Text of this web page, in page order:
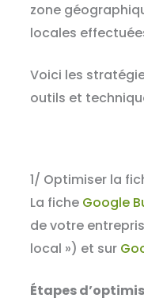
zone
locales
Voici les
outils et
1/ Optimiser la
La fiche Google
de votre
local ») et sur
Étapes